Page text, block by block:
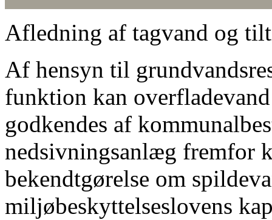
Afledning af tagvand og
Af hensyn til
funktion kan
godkendes af
nedsivningsanlæg fremfor
bekendtgørelse om
miljøbeskyttelseslovens